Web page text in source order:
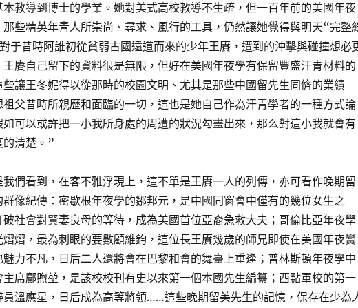
本教導到博士的學業。她對美式高校教導不生疏，但一百年前的美國年夜
那些精英年青人所崇尚、尋求、風行的工具，仍然讓她覺得與明天“完整
于昔時阿誰初從貧弱古國遠道而來的少年王賡，遭到的沖擊與碰撞想必
王賡自己留下的資料很是無限，但好在美國年夜學有保留豐盛汗青材料的
些讓王冬妮得以從那時的校園文明、尤其是那些中國留先生同儕的業績
祖父昔時所親歷和面臨的一切，這也是她自己作為汗青學者的一種方式論
以或許把一小我所身處的周遭的狀況勾畫出來，那么對這小我就會有
的清楚。”
我們看到，在客不雅浮現上，這不單是王賡一人的列傳，亦可看作晚期留
群像紀傳：密歇根年夜學的鄒邦元，是中國同窗會中僅有的幾位女生之
破社會對賢妻良母的等待，成為美國首位亞裔急救大夫；哥倫比亞年夜學
熠熠，最為刺眼的要數顧維鈞，這位長王賡幾歲的師兄即使在美國年夜黌
魅力不凡，日后二人還將會在巴黎和會的舞臺上重逢；普林斯頓年夜學中
主席鄺煦堃，是該校校刊有史以來第一個本國先生編纂；西點軍校的第一
員溫應星，日后成為高等將領……這些晚期留美先生的記憶，保存在少為